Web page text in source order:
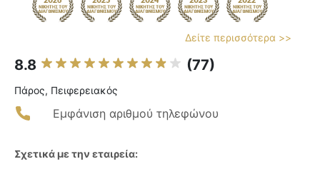
Δείτε περισσότερα >>
8.8 (77)
Πάρος, Πειφερειακός
Εμφάνιση αριθμού τηλεφώνου
Σχετικά με την εταιρεία: